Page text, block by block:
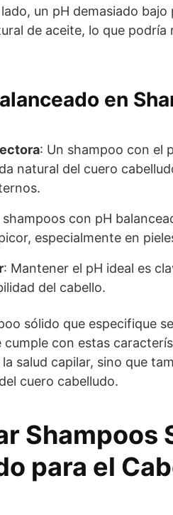
un pH demasiado bajo
de aceite, lo que podría
en
: Un shampoo con el
natural del cuero
shampoos con pH
especialmente en
: Mantener el pH ideal es
del cabello.
sólido que especifique
cumple con estas
salud capilar, sino que
cuero cabelludo.
Shampoos
para el